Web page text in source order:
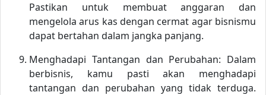
Pastikan untuk membuat anggaran dan
mengelola arus kas dengan cermat agar bisnismu
dapat bertahan dalam jangka panjang.
Menghadapi Tantangan dan Perubahan: Dalam
berbisnis, kamu pasti akan menghadapi
tantangan dan perubahan yang tidak terduga.